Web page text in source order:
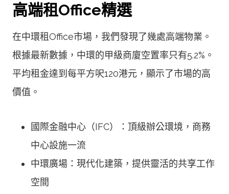
高端租Office精選
在中環租Office市場，我們發現了幾處高端物業。
根據最新數據，中環的甲級商廈空置率只有5.2%。
平均租金達到每平方呎120港元，顯示了市場的高
價值。
國際金融中心（IFC）：頂級辦公環境，商務
中心設施一流
中環廣場：現代化建築，提供靈活的共享工作
空間